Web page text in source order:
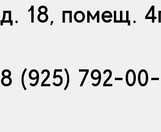
д. 18, помещ.
8 (925) 792-